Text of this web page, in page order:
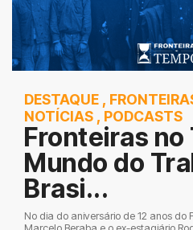
DESTAQUE ,
NOTÍCIAS , PODCASTS
Fronteiras
Mundo do
Brasi...
No dia do aniversário de 12 anos do